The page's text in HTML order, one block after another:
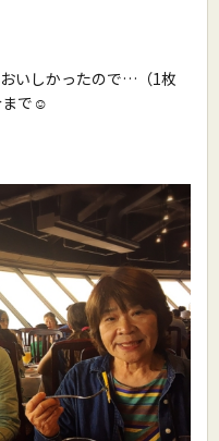
いしかったので…（1枚
まで☺